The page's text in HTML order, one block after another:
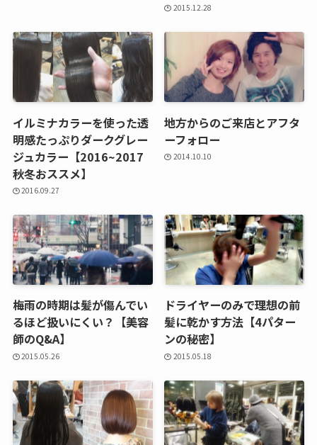
2015.12.28
イルミナカラーを使った透
明感たっぷりダークグレー
ジュカラー【2016~2017
秋冬おススメ】
2016.09.27
地方からのご来店とアフタ
ーフォロー
2014.10.10
梅雨の時期は髪が傷んでい
るほど扱いにくい？【美容
師のQ&A】
2015.05.26
ドライヤーのみで理想の前
髪に乾かす方法【4パター
ンの秘密】
2015.05.18